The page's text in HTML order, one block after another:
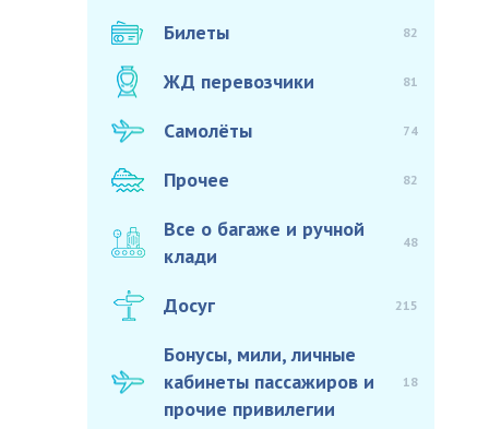
Билеты 82
ЖД перевозчики 81
Самолёты 74
Прочее 82
Все о багаже и ручной
клади
48
Досуг 215
Бонусы, мили, личные
кабинеты пассажиров и
прочие привилегии
18